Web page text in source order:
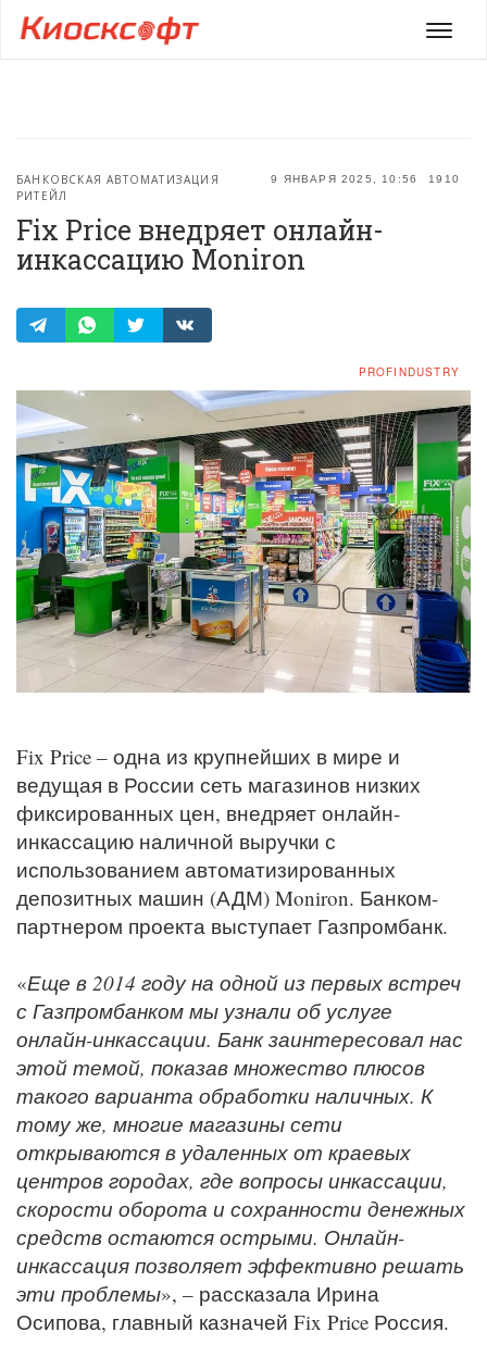
Меню
9 ЯНВАРЯ 2025, 10:56 1910
БАНКОВСКАЯ АВТОМАТИЗАЦИЯ
РИТЕЙЛ
Fix Price внедряет онлайн-
инкассацию Moniron
PROFINDUSTRY
Fix Price – одна из крупнейших в мире и
ведущая в России сеть магазинов низких
фиксированных цен, внедряет онлайн-
инкассацию наличной выручки с
использованием автоматизированных
депозитных машин (АДМ) Moniron. Банком-
партнером проекта выступает Газпромбанк.
«Еще в 2014 году на одной из первых встреч
с Газпромбанком мы узнали об услуге
онлайн-инкассации. Банк заинтересовал нас
этой темой, показав множество плюсов
такого варианта обработки наличных. К
тому же, многие магазины сети
открываются в удаленных от краевых
центров городах, где вопросы инкассации,
скорости оборота и сохранности денежных
средств остаются острыми. Онлайн-
инкассация позволяет эффективно решать
эти проблемы», – рассказала Ирина
Осипова, главный казначей Fix Price Россия.